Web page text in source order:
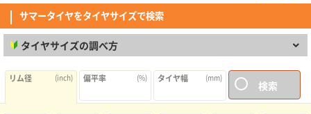
サマータイヤをタイヤサイズで検索
タイヤサイズの調べ方
リム径 (inch) 偏平率 (%) タイヤ幅 (mm)
検索
純正タイヤからの取り替え。静寂性、グリップ、乗り心地など問題なく満足
しています。日本製ということも安心材料の1つでした。
(4.14点) mim*******さん
MAXTREK MAXIMUS M2 185/65R15 88H
走行距離はそこまでなかったが、経年の関係で交換。過去2回も同じメーカ
ーだったので不安はありません。 盆前に交換出来て良かったです。 性能は
(5.00点)こまこまさん